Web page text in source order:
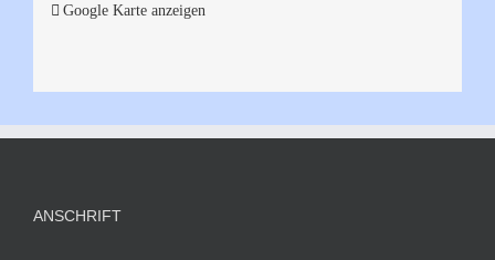
Google Karte anzeigen
ANSCHRIFT